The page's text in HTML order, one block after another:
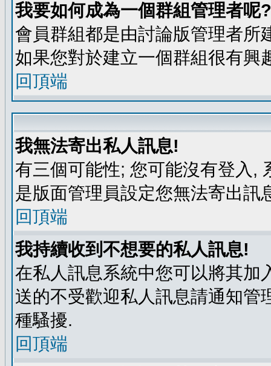
我要如何成為一個群組管理者呢?
會員群組都是由討論版管理者所
如果您對於建立一個群組很有興
回頂端
我無法寄出私人訊息!
有三個可能性; 您可能沒有登入,
是版面管理員設定您無法寄出訊
回頂端
我持續收到不想要的私人訊息!
在私人訊息系統中您可以將其加
送的不受歡迎私人訊息請通知管
種騷擾.
回頂端